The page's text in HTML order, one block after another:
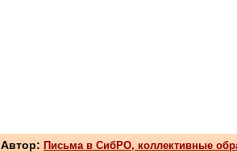
Автор: Письма в СибРО, коллективные